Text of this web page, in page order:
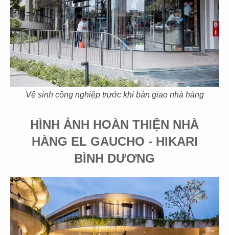
Vệ sinh công nghiệp trước khi bàn giao nhà hàng
HÌNH ẢNH HOÀN THIỆN NHÀ
HÀNG EL GAUCHO - HIKARI
BÌNH DƯƠNG
87
SUSHI WAY
CN PXL - Q.Bình Thạnh
88
SUSHI WAY
CN Phạm Ngọc Thạch - Q.3
90
TOKYO DELI